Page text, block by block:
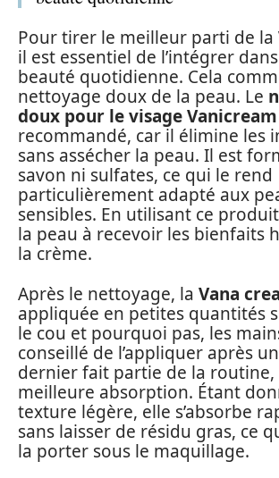
Pour tirer le meilleur parti de la
il est essentiel de l’intégrer
beauté quotidienne. Cela
nettoyage doux de la peau. Le
doux pour le visage Vanicream
recommandé, car il élimine les
sans assécher la peau. Il est
savon ni sulfates, ce qui le rend
particulièrement adapté aux
sensibles. En utilisant ce
la peau à recevoir les bienfaits
la crème.
Après le nettoyage, la Vana
appliquée en petites quantités
le cou et pourquoi pas, les
conseillé de l’appliquer après
dernier fait partie de la
meilleure absorption. Étant
texture légère, elle s’absorbe
sans laisser de résidu gras, ce
la porter sous le maquillage.